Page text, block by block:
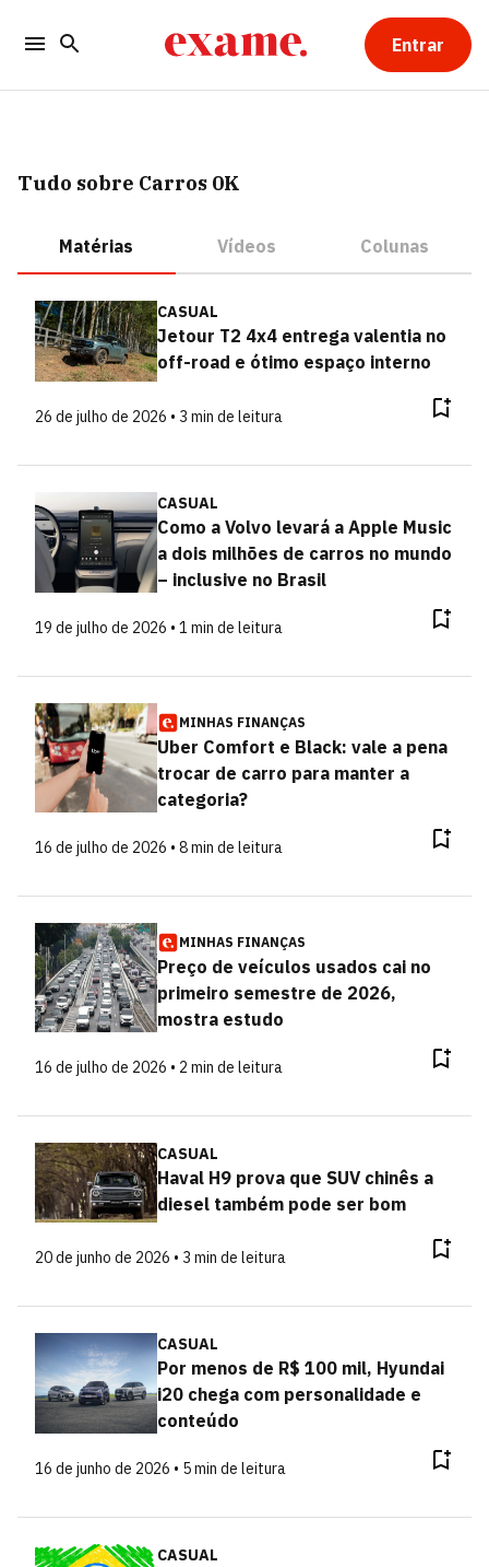
Entrar
Tudo sobre Carros 0K
Matérias Vídeos Colunas
CASUAL
Jetour T2 4x4 entrega valentia no
off-road e ótimo espaço interno
26 de julho de 2026 • 3 min de leitura
CASUAL
Como a Volvo levará a Apple Music
a dois milhões de carros no mundo
– inclusive no Brasil
19 de julho de 2026 • 1 min de leitura
MINHAS FINANÇAS
Uber Comfort e Black: vale a pena
trocar de carro para manter a
categoria?
16 de julho de 2026 • 8 min de leitura
MINHAS FINANÇAS
Preço de veículos usados cai no
primeiro semestre de 2026,
mostra estudo
16 de julho de 2026 • 2 min de leitura
CASUAL
Haval H9 prova que SUV chinês a
diesel também pode ser bom
20 de junho de 2026 • 3 min de leitura
CASUAL
Por menos de R$ 100 mil, Hyundai
i20 chega com personalidade e
conteúdo
16 de junho de 2026 • 5 min de leitura
CASUAL